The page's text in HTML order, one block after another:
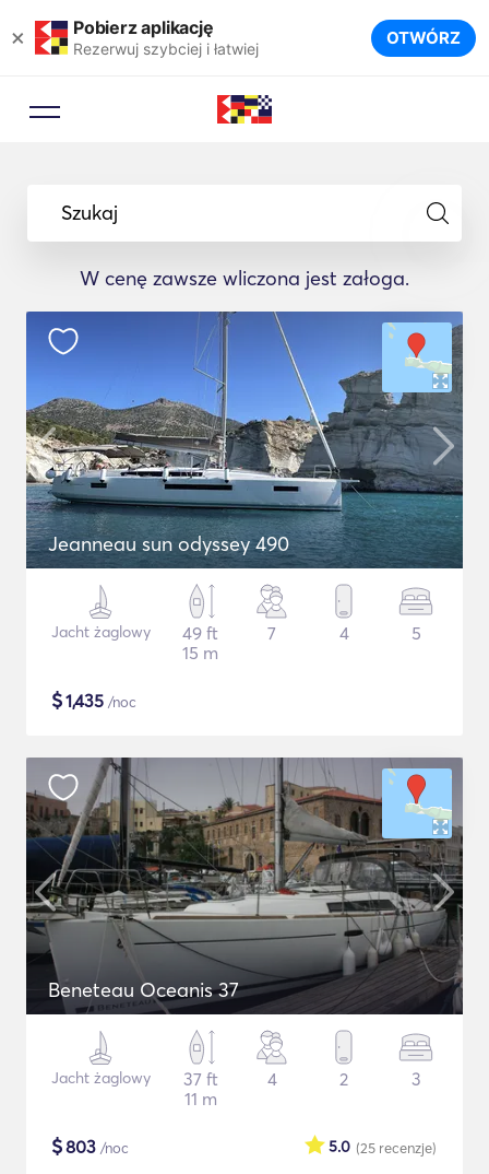
× Pobierz aplikację
Rezerwuj szybciej i łatwiej OTWÓRZ
Szukaj
W cenę zawsze wliczona jest załoga.
Jeanneau sun odyssey 490
Jacht żaglowy
49 ft
15 m
7 4 5
$1,435 /noc
Beneteau Oceanis 37
Jacht żaglowy
37 ft
11 m
4 2 3
$803 /noc (25 recenzje)
5.0